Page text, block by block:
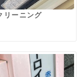
リーニング